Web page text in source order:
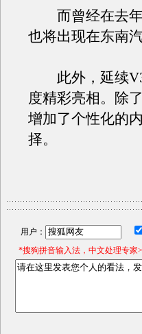
而曾经在去年
也将出现在东南
此外，延续V3
度精彩亮相。除
增加了个性化的
择。
用户：
*搜狗拼音输入法，中文处理专家